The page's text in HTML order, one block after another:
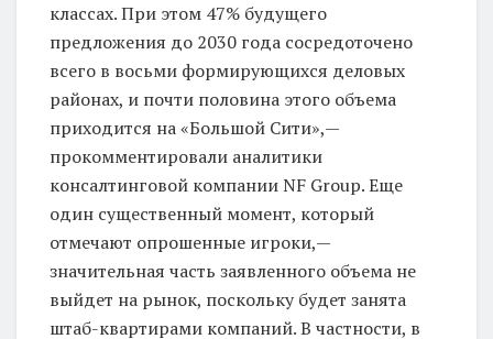
классах. При этом 47% будущего
предложения до 2030 года сосредоточено
всего в восьми формирующихся деловых
районах, и почти половина этого объема
приходится на «Большой Сити»,—
прокомментировали аналитики
консалтинговой компании NF Group. Еще
один существенный момент, который
отмечают опрошенные игроки,—
значительная часть заявленного объема не
выйдет на рынок, поскольку будет занята
штаб-квартирами компаний. В частности, в